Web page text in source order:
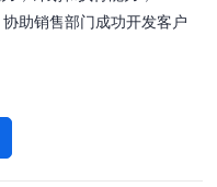
助销售部门成功开发客户